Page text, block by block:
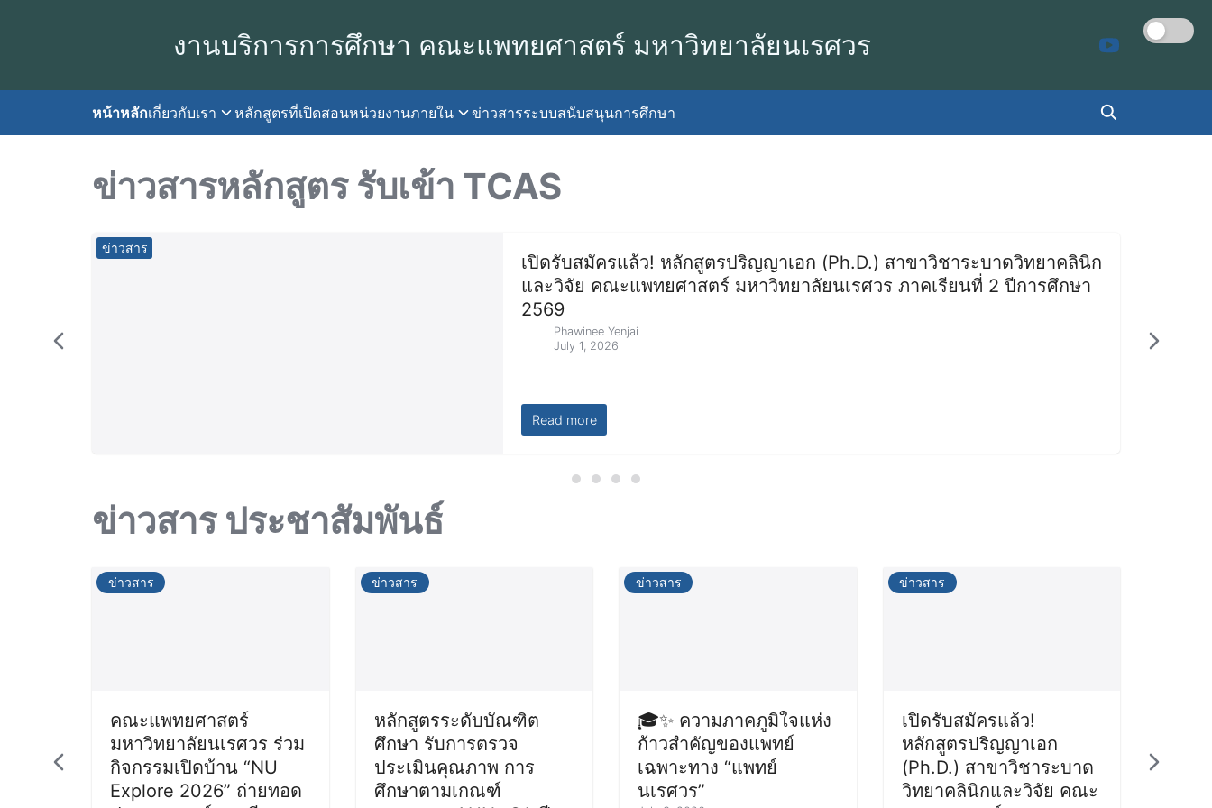
งานบริการการศึกษา คณะแพทยศาสตร์ มหาวิทยาลัยนเรศวร
หน้าหลักเกี่ยวกับเรา หลักสูตรที่เปิดสอนหน่วยงานภายใน ข่าวสารระบบสนับสนุนการศึกษา
ข่าวสารหลักสูตร รับเข้า TCAS
ข่าวสาร
เปิดรับสมัครแล้ว! หลักสูตรปริญญาเอก (Ph.D.) สาขาวิชาระบาดวิทยาคลินิก
และวิจัย คณะแพทยศาสตร์ มหาวิทยาลัยนเรศวร ภาคเรียนที่ 2 ปีการศึกษา
2569
Phawinee Yenjai
July 1, 2026
Read more
ข่าวสาร ประชาสัมพันธ์
ข่าวสาร
คณะแพทยศาสตร์
มหาวิทยาลัยนเรศวร ร่วม
กิจกรรมเปิดบ้าน “NU
Explore 2026” ถ่ายทอด
ข่าวสาร
หลักสูตรระดับบัณฑิต
ศึกษา รับการตรวจ
ประเมินคุณภาพ การ
ศึกษาตามเกณฑ์
ข่าวสาร
🎓✨ ความภาคภูมิใจแห่ง
ก้าวสำคัญของแพทย์
เฉพาะทาง “แพทย์
นเรศวร”
ข่าวสาร
เปิดรับสมัครแล้ว!
หลักสูตรปริญญาเอก
(Ph.D.) สาขาวิชาระบาด
วิทยาคลินิกและวิจัย คณะ